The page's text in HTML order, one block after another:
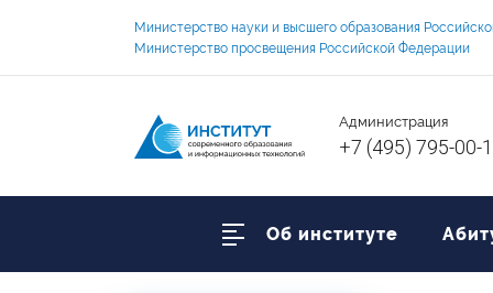
Министерство науки и высшего образования
Министерство просвещения Российской Федерации
Администрация
+7 (495) 795-00-
Об институте